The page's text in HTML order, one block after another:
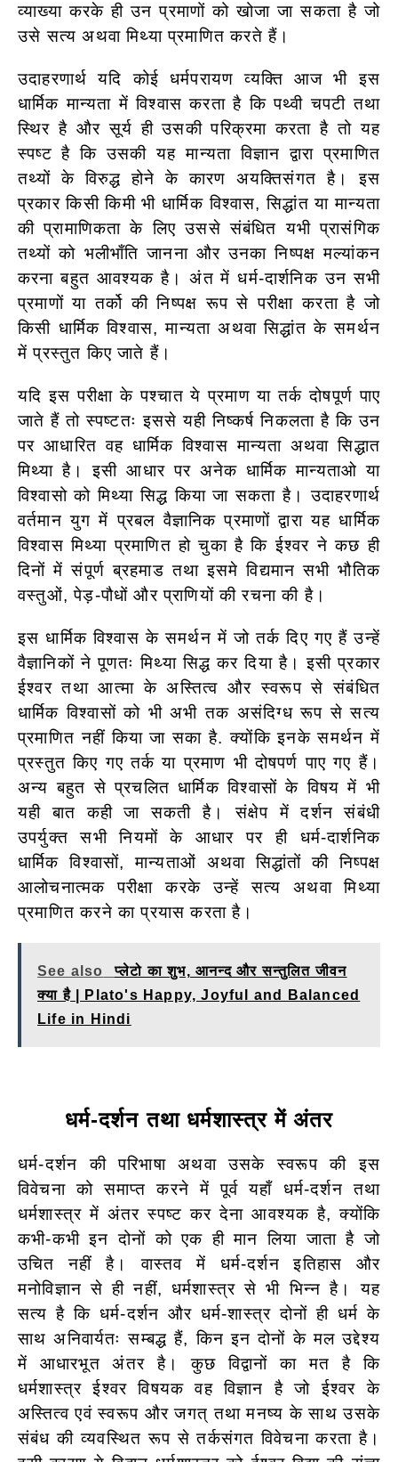
व्याख्या करके ही उन प्रमाणों को खोजा जा सकता है जो
उसे सत्य अथवा मिथ्या प्रमाणित करते हैं।
उदाहरणार्थ यदि कोई धर्मपरायण व्यक्ति आज भी इस
धार्मिक मान्यता में विश्वास करता है कि पथ्वी चपटी तथा
स्थिर है और सूर्य ही उसकी परिक्रमा करता है तो यह
स्पष्ट है कि उसकी यह मान्यता विज्ञान द्वारा प्रमाणित
तथ्यों के विरुद्ध होने के कारण अयक्तिसंगत है। इस
प्रकार किसी किमी भी धार्मिक विश्वास, सिद्धांत या मान्यता
की प्रामाणिकता के लिए उससे संबंधित यभी प्रासंगिक
तथ्यों को भलीभाँति जानना और उनका निष्पक्ष मल्यांकन
करना बहुत आवश्यक है। अंत में धर्म-दार्शनिक उन सभी
प्रमाणों या तर्को की निष्पक्ष रूप से परीक्षा करता है जो
किसी धार्मिक विश्वास, मान्यता अथवा सिद्धांत के समर्थन
में प्रस्तुत किए जाते हैं।
यदि इस परीक्षा के पश्चात ये प्रमाण या तर्क दोषपूर्ण पाए
जाते हैं तो स्पष्टतः इससे यही निष्कर्ष निकलता है कि उन
पर आधारित वह धार्मिक विश्वास मान्यता अथवा सिद्धात
मिथ्या है। इसी आधार पर अनेक धार्मिक मान्यताओ या
विश्वासो को मिथ्या सिद्ध किया जा सकता है। उदाहरणार्थ
वर्तमान युग में प्रबल वैज्ञानिक प्रमाणों द्वारा यह धार्मिक
विश्वास मिथ्या प्रमाणित हो चुका है कि ईश्वर ने कछ ही
दिनों में संपूर्ण ब्रहमाड तथा इसमे विद्यमान सभी भौतिक
वस्तुओं, पेड़-पौधों और प्राणियों की रचना की है।
इस धार्मिक विश्वास के समर्थन में जो तर्क दिए गए हैं उन्हें
वैज्ञानिकों ने पूणतः मिथ्या सिद्ध कर दिया है। इसी प्रकार
ईश्वर तथा आत्मा के अस्तित्व और स्वरूप से संबंधित
धार्मिक विश्वासों को भी अभी तक असंदिग्ध रूप से सत्य
प्रमाणित नहीं किया जा सका है. क्योंकि इनके समर्थन में
प्रस्तुत किए गए तर्क या प्रमाण भी दोषपर्ण पाए गए हैं।
अन्य बहुत से प्रचलित धार्मिक विश्वासों के विषय में भी
यही बात कही जा सकती है। संक्षेप में दर्शन संबंधी
उपर्युक्त सभी नियमों के आधार पर ही धर्म-दार्शनिक
धार्मिक विश्वासों, मान्यताओं अथवा सिद्धांतों की निष्पक्ष
आलोचनात्मक परीक्षा करके उन्हें सत्य अथवा मिथ्या
प्रमाणित करने का प्रयास करता है।
See also
प्लेटो का शुभ, आनन्द और सन्तुलित जीवन
क्या है | Plato's Happy, Joyful and Balanced
Life in Hindi
धर्म-दर्शन तथा धर्मशास्त्र में अंतर
धर्म-दर्शन की परिभाषा अथवा उसके स्वरूप की इस
विवेचना को समाप्त करने में पूर्व यहाँ धर्म-दर्शन तथा
धर्मशास्त्र में अंतर स्पष्ट कर देना आवश्यक है, क्योंकि
कभी-कभी इन दोनों को एक ही मान लिया जाता है जो
उचित नहीं है। वास्तव में धर्म-दर्शन इतिहास और
मनोविज्ञान से ही नहीं, धर्मशास्त्र से भी भिन्न है। यह
सत्य है कि धर्म-दर्शन और धर्म-शास्त्र दोनों ही धर्म के
साथ अनिवार्यतः सम्बद्ध हैं, किन इन दोनों के मल उद्देश्य
में आधारभूत अंतर है। कुछ विद्वानों का मत है कि
धर्मशास्त्र ईश्वर विषयक वह विज्ञान है जो ईश्वर के
अस्तित्व एवं स्वरूप और जगत् तथा मनष्य के साथ उसके
संबंध की व्यवस्थित रूप से तर्कसंगत विवेचना करता है।